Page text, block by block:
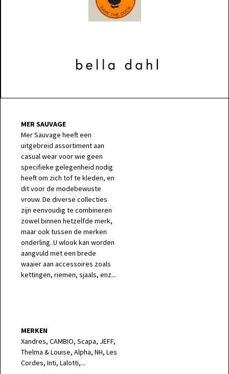
MER SAUVAGE
Mer Sauvage heeft een
uitgebreid assortiment aan
casual wear voor wie geen
specifieke gelegenheid nodig
heeft om zich tof te kleden, en
dit voor de modebewuste
vrouw. De diverse collecties
zijn eenvoudig te combineren
zowel binnen hetzelfde merk,
maar ook tussen de merken
onderling. U wlook kan worden
aangvuld met een brede
waaier aan accessoires zoals
kettingen, riemen, sjaals, enz...
MERKEN
Xandres, CAMBIO, Scapa, JEFF,
Thelma & Louise, Alpha, NH, Les
Cordes, Inti, Lalotti,...